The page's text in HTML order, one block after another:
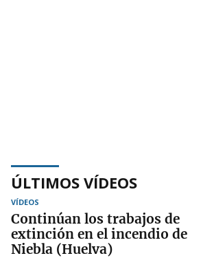
ÚLTIMOS VÍDEOS
VÍDEOS
Continúan los trabajos de
extinción en el incendio de
Niebla (Huelva)